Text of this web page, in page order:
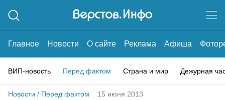
Главное Новости О сайте Реклама Афиша
ВИП-новость Перед фактом Страна и мир Дежурная
Новости / Перед фактом 15 июня 2013